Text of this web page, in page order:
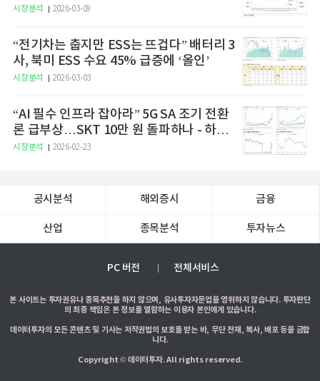
시장분석 2026-03-09
“전기차는 춥지만 ESS는 뜨겁다” 배터리 3
사, 북미 ESS 수요 45% 급증에 ‘올인’
시장분석 2026-03-03
“AI 필수 인프라 잡아라” 5G SA 조기 전환
론 급부상…SKT 10만 원 돌파하나 - 하나
증권
시장분석 2026-02-23
공시분석 해외증시 금융
산업 종목분석 투자뉴스
PC 버전 전체서비스
본 사이트는 투자권유나 종목추천을 하지 않으며, 유사투자자문업을 영위하지 않습니다. 투자판단
의 최종 책임은 본 정보를 열람하는 이용자 본인에게 있습니다.
데이터투자의 모든 콘텐츠 및 기사는 저작권법의 보호를 받는 바, 무단 전재, 복사, 배포 등을 금합
니다.
Copyright © 데이터투자. All rights reserved.